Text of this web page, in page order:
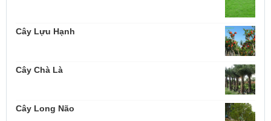
Cây Lựu Hạnh
Cây Chà Là
Cây Long Não